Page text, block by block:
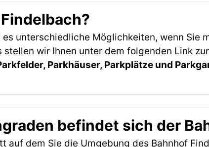
unterschiedliche Möglichkeiten, wenn Sie
wir Ihnen unter dem folgenden Link
Parkhäuser, Parkplätze und
befindet sich der
dem Sie die Umgebung des Bahnhof